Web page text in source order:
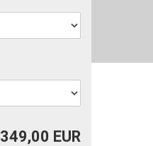
349,00 EUR